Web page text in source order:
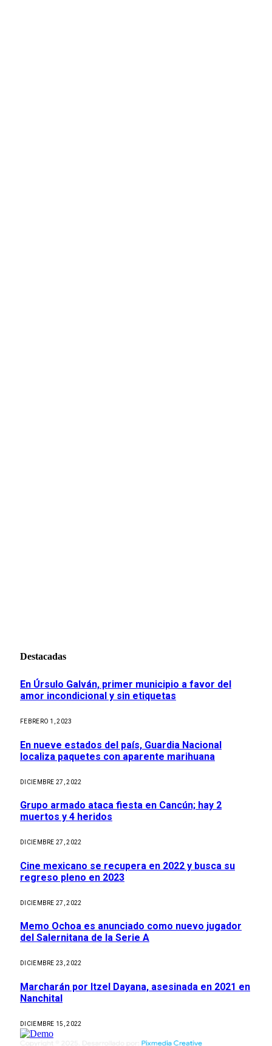
Destacadas
En Úrsulo Galván, primer municipio a favor del
amor incondicional y sin etiquetas
FEBRERO 1, 2023
En nueve estados del país, Guardia Nacional
localiza paquetes con aparente marihuana
DICIEMBRE 27, 2022
Grupo armado ataca fiesta en Cancún; hay 2
muertos y 4 heridos
DICIEMBRE 27, 2022
Cine mexicano se recupera en 2022 y busca su
regreso pleno en 2023
DICIEMBRE 27, 2022
Memo Ochoa es anunciado como nuevo jugador
del Salernitana de la Serie A
DICIEMBRE 23, 2022
Marcharán por Itzel Dayana, asesinada en 2021 en
Nanchital
DICIEMBRE 15, 2022